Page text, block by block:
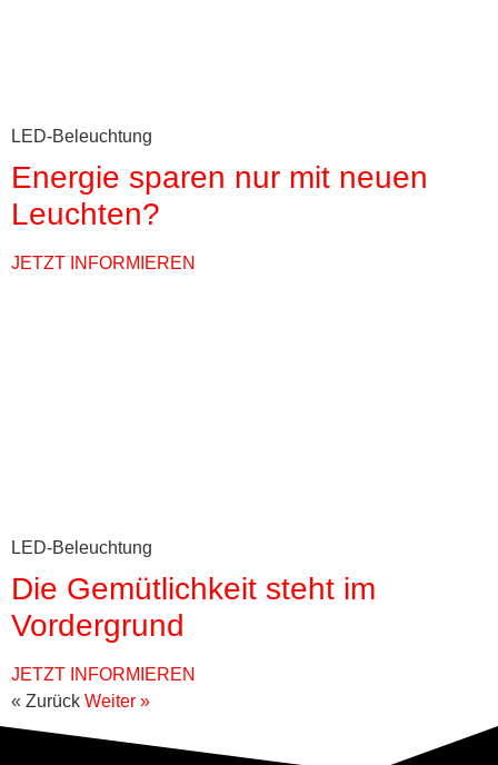
LED-Beleuchtung
Energie sparen nur mit neuen
Leuchten?
JETZT INFORMIEREN
LED-Beleuchtung
Die Gemütlichkeit steht im
Vordergrund
JETZT INFORMIEREN
« Zurück Weiter »